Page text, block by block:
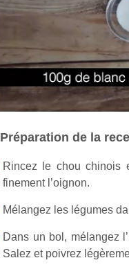
Préparation de la
Rincez le chou chinois
finement l’oignon.
Mélangez les légumes
Dans un bol, mélangez
Salez et poivrez